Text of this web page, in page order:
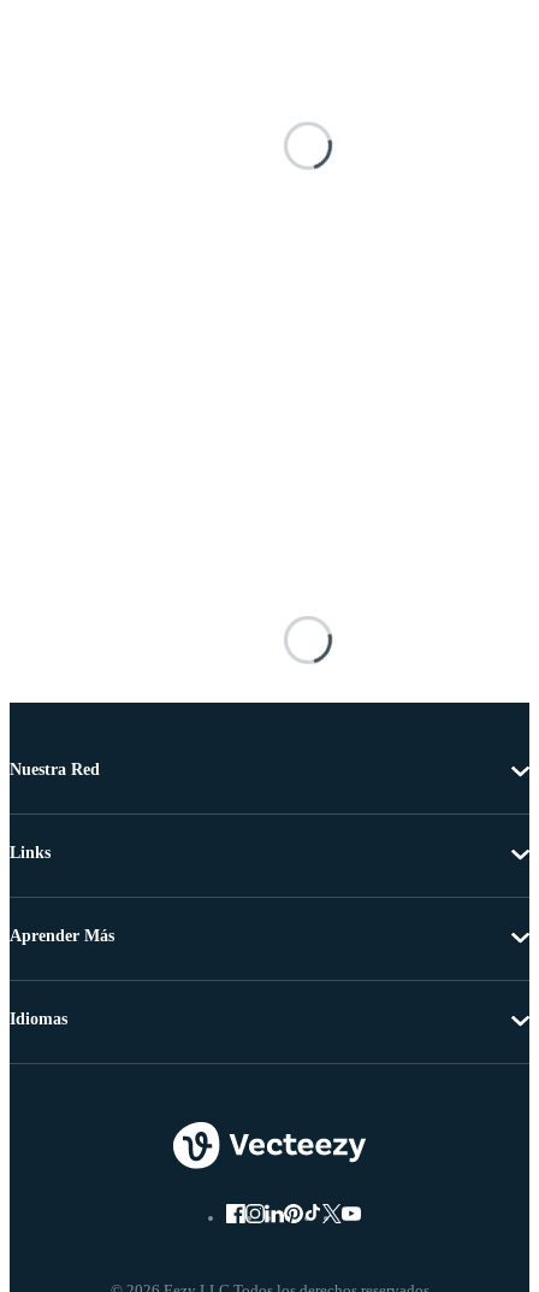
Nuestra Red
Links
Aprender Más
Idiomas